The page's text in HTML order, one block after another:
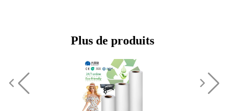
Plus de produits